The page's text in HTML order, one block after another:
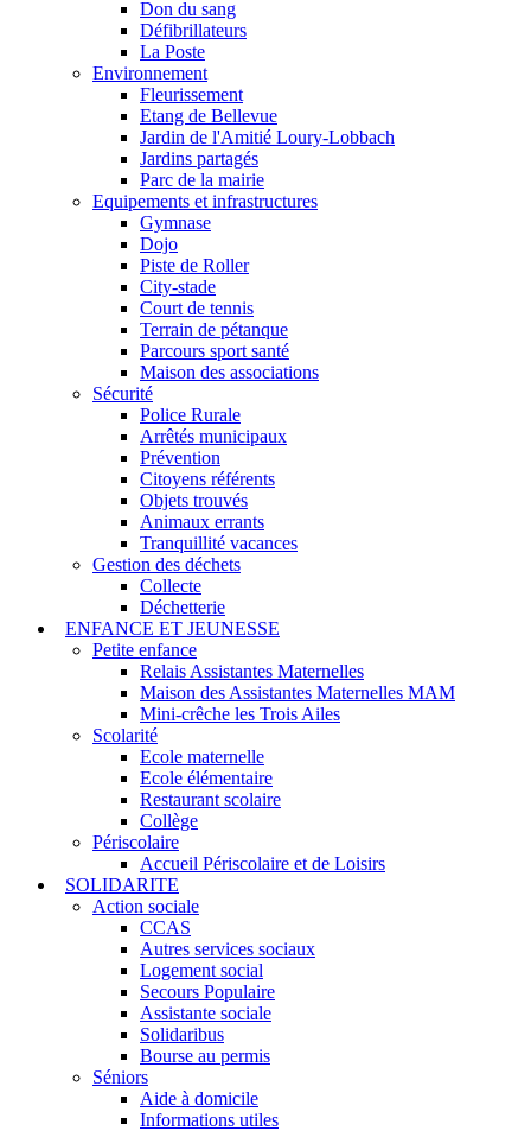
Don du sang
Défibrillateurs
La Poste
Environnement
Fleurissement
Etang de Bellevue
Jardin de l'Amitié Loury-Lobbach
Jardins partagés
Parc de la mairie
Equipements et infrastructures
Gymnase
Dojo
Piste de Roller
City-stade
Court de tennis
Terrain de pétanque
Parcours sport santé
Maison des associations
Sécurité
Police Rurale
Arrêtés municipaux
Prévention
Citoyens référents
Objets trouvés
Animaux errants
Tranquillité vacances
Gestion des déchets
Collecte
Déchetterie
ENFANCE ET JEUNESSE
Petite enfance
Relais Assistantes Maternelles
Maison des Assistantes Maternelles MAM
Mini-crêche les Trois Ailes
Scolarité
Ecole maternelle
Ecole élémentaire
Restaurant scolaire
Collège
Périscolaire
Accueil Périscolaire et de Loisirs
SOLIDARITE
Action sociale
CCAS
Autres services sociaux
Logement social
Secours Populaire
Assistante sociale
Solidaribus
Bourse au permis
Séniors
Aide à domicile
Informations utiles